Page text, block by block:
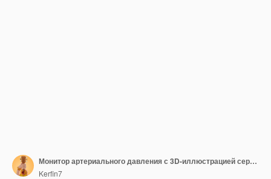
Монитор артериального давления с 3D-иллюстрацией сердца
Kerfin7